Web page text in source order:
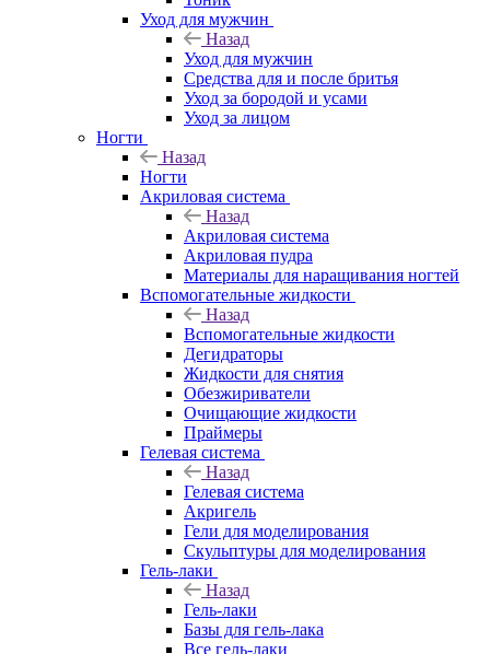
Уход для мужчин
Назад
Уход для мужчин
Средства для и после бритья
Уход за бородой и усами
Уход за лицом
Ногти
Назад
Ногти
Акриловая система
Назад
Акриловая система
Акриловая пудра
Материалы для наращивания ногтей
Вспомогательные жидкости
Назад
Вспомогательные жидкости
Дегидраторы
Жидкости для снятия
Обезжириватели
Очищающие жидкости
Праймеры
Гелевая система
Назад
Гелевая система
Акригель
Гели для моделирования
Скульптуры для моделирования
Гель-лаки
Назад
Гель-лаки
Базы для гель-лака
Все гель-лаки